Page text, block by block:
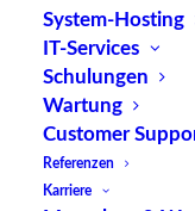
System-Hosting
IT-Services
Schulungen
Wartung
Customer
Referenzen
Karriere
Zwecke einer
Lieferfähigkeit
einer guten
Denn zum
Betrieb leistet
Beitrag.